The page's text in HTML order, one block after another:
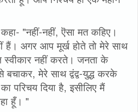
कहा- "नहीं-नहीं, ऎसा मत कहिए।
हैं। अगर आप मूर्ख होते तो मेरे साथ
स्वीकार नहीं करते। जनता के
बचाकर, मेरे साथ द्वंद्व-युद्ध करके
परिचय दिया है, इसीलिए मैं
हूँ। "